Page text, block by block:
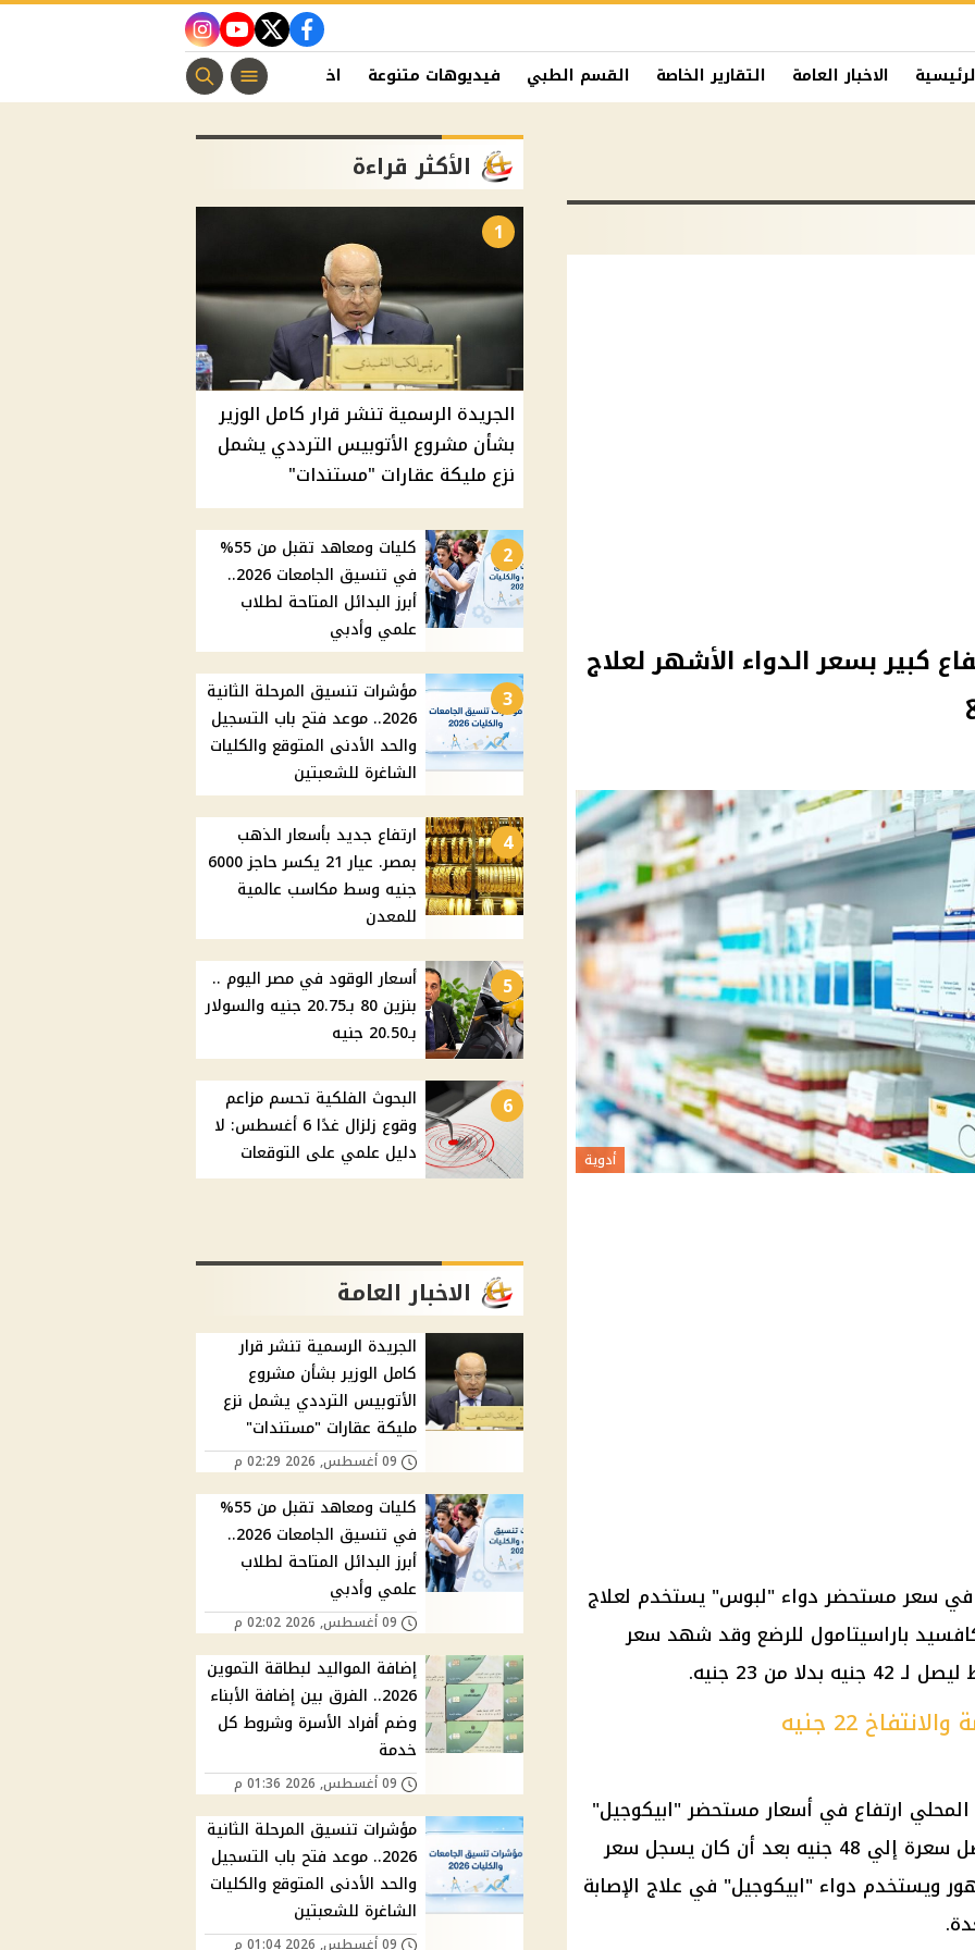
facebook
twitter
youtube
instagram
الاخبار العامة التقارير الخاصة القسم الطبي فيديوهات متنوعة اخبار الفن منوعات مسيحية
كبير بسعر الدواء الأشهر لعلاج
أدوية
سعر مستحضر دواء "لبوس" يستخدم لعلاج
باراسيتامول للرضع وقد شهد سعر
من 23 جنيه.
22 جنيه
ارتفاع في أسعار مستحضر "ابيكوجيل"
المضاد للحموضة والإنتفاخ حيث وصل سعرة إلي 48 جنيه بعد أن كان يسجل سعر
في مدة لا تزيد على 6 شهور ويستخدم دواء "ابيكوجيل" في علاج الإصابة
الأكثر قراءة
1
الجريدة الرسمية تنشر قرار كامل الوزير
بشأن مشروع الأتوبيس الترددي يشمل
نزع مليكة عقارات "مستندات"
2
كليات ومعاهد تقبل من 55%
في تنسيق الجامعات 2026..
أبرز البدائل المتاحة لطلاب
علمي وأدبي
3
مؤشرات تنسيق المرحلة الثانية
2026.. موعد فتح باب التسجيل
والحد الأدنى المتوقع والكليات
الشاغرة للشعبتين
4
ارتفاع جديد بأسعار الذهب
بمصر. عيار 21 يكسر حاجز 6000
جنيه وسط مكاسب عالمية
للمعدن
5
أسعار الوقود في مصر اليوم ..
بنزين 80 بـ20.75 جنيه والسولار
بـ20.50 جنيه
6
البحوث الفلكية تحسم مزاعم
وقوع زلزال غدًا 6 أغسطس: لا
دليل علمي على التوقعات
الاخبار العامة
الجريدة الرسمية تنشر قرار
كامل الوزير بشأن مشروع
الأتوبيس الترددي يشمل نزع
مليكة عقارات "مستندات"
09 أغسطس, 2026 02:29 م
كليات ومعاهد تقبل من 55%
في تنسيق الجامعات 2026..
أبرز البدائل المتاحة لطلاب
علمي وأدبي
09 أغسطس, 2026 02:02 م
إضافة المواليد لبطاقة التموين
2026.. الفرق بين إضافة الأبناء
وضم أفراد الأسرة وشروط كل
خدمة
09 أغسطس, 2026 01:36 م
مؤشرات تنسيق المرحلة الثانية
2026.. موعد فتح باب التسجيل
والحد الأدنى المتوقع والكليات
الشاغرة للشعبتين
09 أغسطس, 2026 01:04 م